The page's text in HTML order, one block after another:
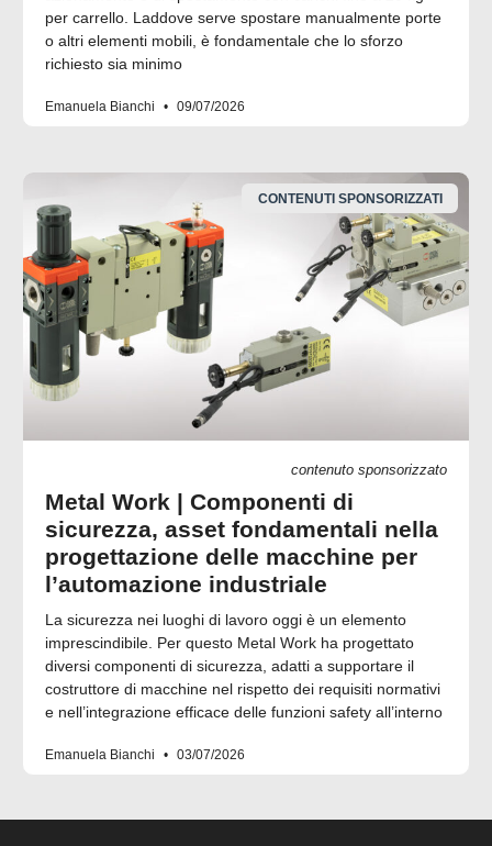
per carrello. Laddove serve spostare manualmente porte
o altri elementi mobili, è fondamentale che lo sforzo
richiesto sia minimo
Emanuela Bianchi 09/07/2026
CONTENUTI SPONSORIZZATI
contenuto sponsorizzato
Metal Work | Componenti di
sicurezza, asset fondamentali nella
progettazione delle macchine per
l’automazione industriale
La sicurezza nei luoghi di lavoro oggi è un elemento
imprescindibile. Per questo Metal Work ha progettato
diversi componenti di sicurezza, adatti a supportare il
costruttore di macchine nel rispetto dei requisiti normativi
e nell’integrazione efficace delle funzioni safety all’interno
Emanuela Bianchi 03/07/2026